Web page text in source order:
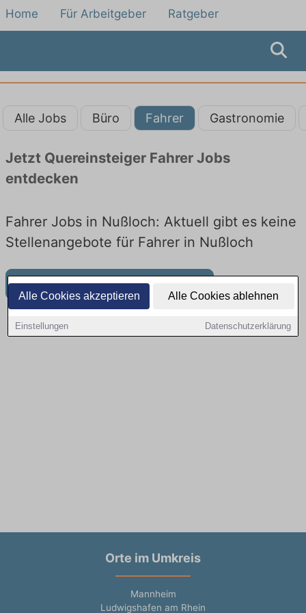
Alle Cookies akzeptieren Alle Cookies ablehnen
Einstellungen Datenschutzerklärung
Home Für Arbeitgeber Ratgeber
Alle Jobs Büro Fahrer Gastronomie
Jetzt Quereinsteiger Fahrer Jobs
entdecken
Fahrer Jobs in Nußloch: Aktuell gibt es keine
Stellenangebote für Fahrer in Nußloch
Weitere Jobangebote in Nußloch
Orte im Umkreis
Mannheim
Ludwigshafen am Rhein